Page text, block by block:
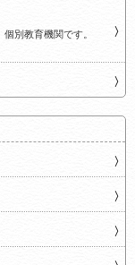
別教育機関です。